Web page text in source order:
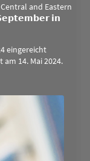
and Eastern
𝗦𝗲𝗽𝘁𝗲𝗺𝗯𝗲𝗿 𝗶𝗻
eingereicht
14. Mai 2024.